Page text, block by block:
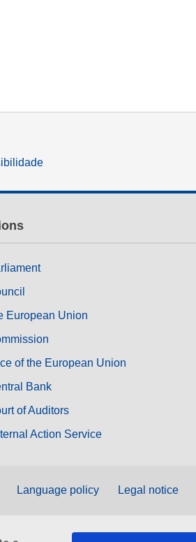
European Union
of the European Union
Bank
of Auditors
Action Service
Language policy Legal notice